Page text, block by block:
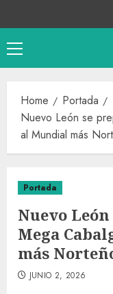
Home
Portada
Nuevo León se
al Mundial más
Portada
Nuevo
Mega
más
JUNIO 2, 2026